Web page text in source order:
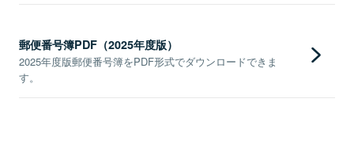
郵便番号簿PDF（2025年度版）
2025年度版郵便番号簿をPDF形式でダウンロードできま
す。